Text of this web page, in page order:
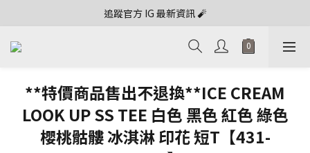
追蹤官方 IG 最新資訊 🧨
**特價商品售出不退換**ICE CREAM
LOOK UP SS TEE 白色 黑色 紅色 綠色
櫻桃骷髏 冰淇淋 印花 短T【431-